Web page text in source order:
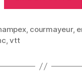
, courmayeur,
,vtt